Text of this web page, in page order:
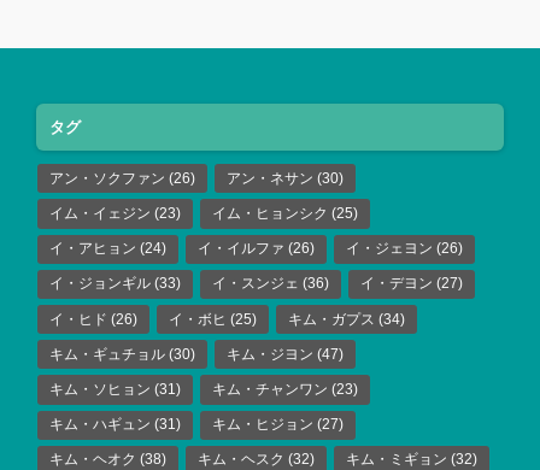
タグ
アン・ソクファン (26) アン・ネサン (30)
イム・イェジン (23) イム・ヒョンシク (25)
イ・アヒョン (24) イ・イルファ (26) イ・ジェヨン (26)
イ・ジョンギル (33) イ・スンジェ (36) イ・デヨン (27)
イ・ヒド (26) イ・ボヒ (25) キム・ガプス (34)
キム・ギュチョル (30) キム・ジヨン (47)
キム・ソヒョン (31) キム・チャンワン (23)
キム・ハギュン (31) キム・ヒジョン (27)
キム・ヘオク (38) キム・ヘスク (32) キム・ミギョン (32)